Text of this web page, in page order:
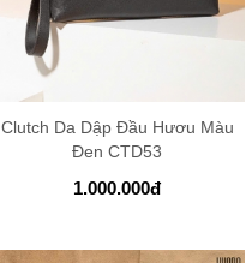
Clutch Da Dập Đầu Hươu Màu
Đen CTD53
1.000.000đ